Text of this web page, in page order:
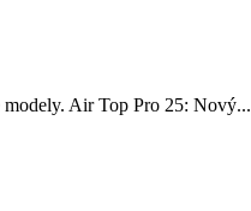
modely. Air Top Pro 25: Nový...